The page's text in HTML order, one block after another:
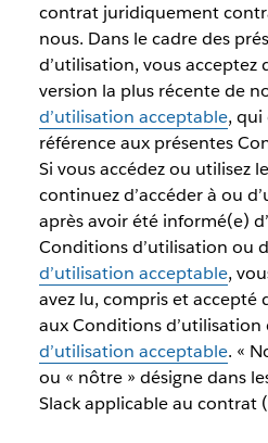
contrat juridiquement
nous. Dans le cadre des
d’utilisation, vous acceptez
version la plus récente de
d’utilisation acceptable, qui
référence aux présentes
Si vous accédez ou utilisez
continuez d’accéder à ou
après avoir été informé(e)
Conditions d’utilisation ou
d’utilisation acceptable,
avez lu, compris et accepté
aux Conditions d’utilisation
d’utilisation acceptable. «
ou « nôtre » désigne dans
Slack applicable au contrat